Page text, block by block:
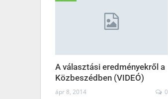
A választási eredményekről a
Közbeszédben (VIDEÓ)
ápr 8, 2014 0